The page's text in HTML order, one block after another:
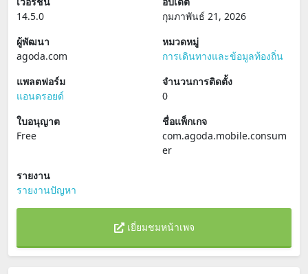
14.5.0
กุมภาพันธ์ 21, 2026
ผู้พัฒนา
agoda.com
หมวดหมู่
การเดินทางและข้อมูลท้องถิ่น
แพลตฟอร์ม
แอนดรอยด์
จำนวนการติดตั้ง
0
ใบอนุญาต
Free
ชื่อแพ็กเกจ
com.agoda.mobile.consum
er
รายงาน
รายงานปัญหา
เยี่ยมชมหน้าเพจ